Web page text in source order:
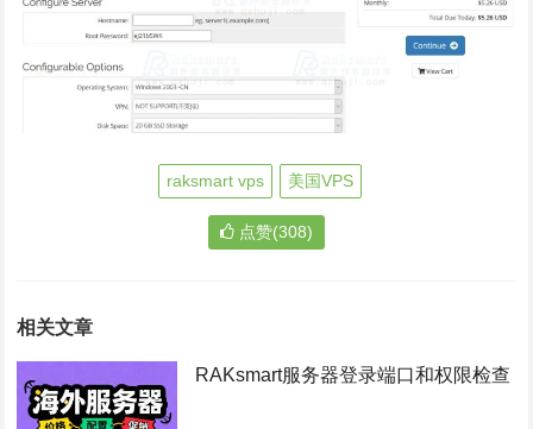
raksmart vps 美国VPS
点赞(308)
相关文章
RAKsmart服务器登录端口和权限检查